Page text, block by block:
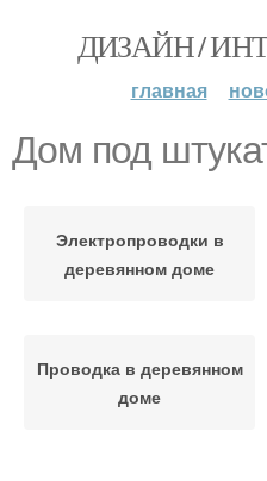
ДИЗАЙН /
главная
Дом под
Электропроводки в
деревянном доме
Проводка в деревянном
доме